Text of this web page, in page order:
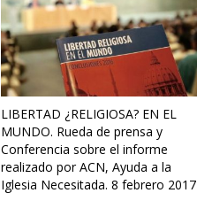
LIBERTAD ¿RELIGIOSA? EN EL
MUNDO. Rueda de prensa y
Conferencia sobre el informe
realizado por ACN, Ayuda a la
Iglesia Necesitada. 8 febrero 2017